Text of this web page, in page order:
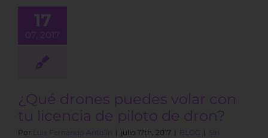
17
07, 2017
volar con
de
de dron?
¿Qué drones puedes volar con
tu licencia de piloto de dron?
Por Luis Fernando Antolín | julio 17th, 2017 | BLOG | Sin